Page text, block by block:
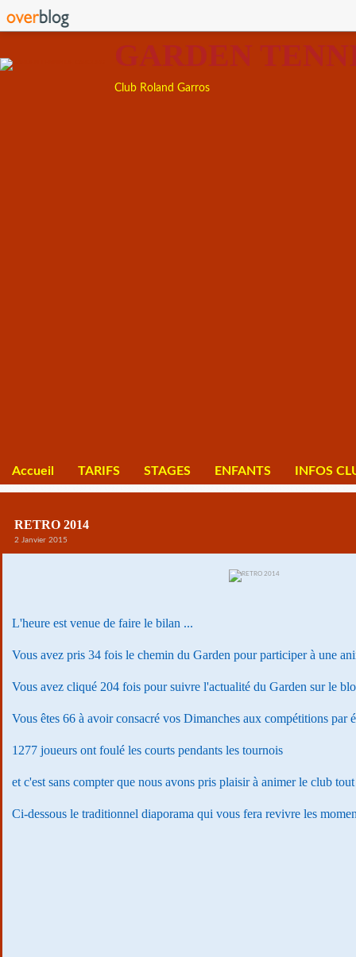
GARDEN
Club Roland Garros
Accueil TARIFS STAGES ENFANTS INFOS
RETRO 2014
2 Janvier 2015
L'heure est venue de faire le bilan ...
Vous avez pris 34 fois le chemin du Garden pour participer à une
Vous avez cliqué 204 fois pour suivre l'actualité du Garden sur le
Vous êtes 66 à avoir consacré vos Dimanches aux compétitions par
1277 joueurs ont foulé les courts pendants les tournois
et c'est sans compter que nous avons pris plaisir à animer le club
Ci-dessous le traditionnel diaporama qui vous fera revivre les